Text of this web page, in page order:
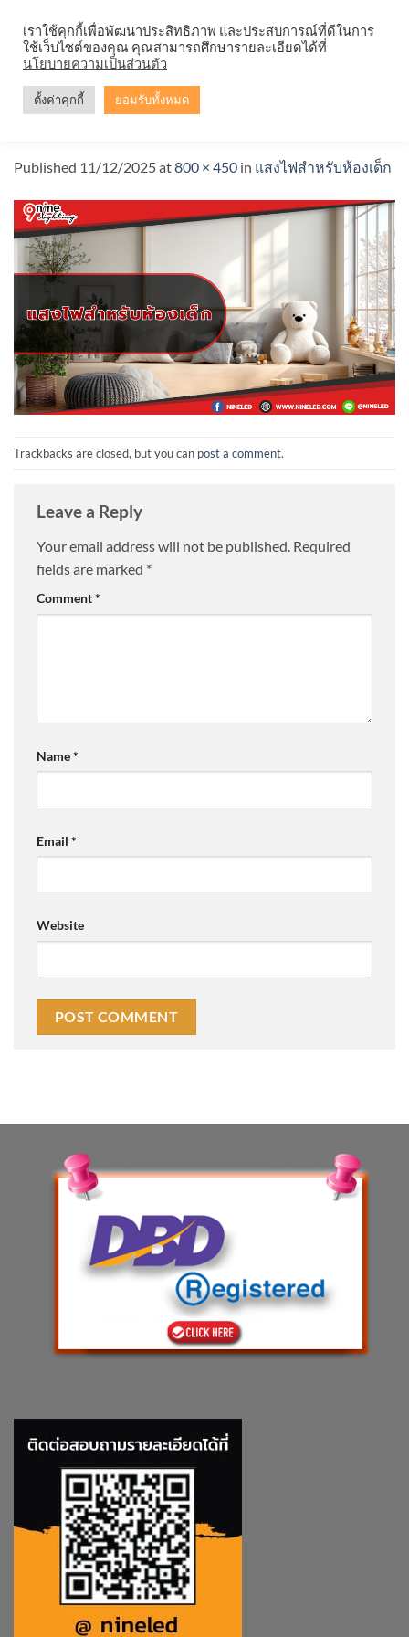
content
Published 11/12/2025at800 × 450 in แสงไฟสำหรับห้องเด็ก
Trackbacks are closed, but you can post a comment.
Leave a Reply
Your email address will not be published. Required
fields are marked *
Comment*
Name*
Email *
Website
เราใช้คุกกี้เพื่อพัฒนาประสิทธิภาพ และประสบการณ์ที่ดีในการ
ใช้เว็บไซต์ของคุณ คุณสามารถศึกษารายละเอียดได้ที่
นโยบายความเป็นส่วนตัว
ตั้งค่าคุกกี้ ยอมรับทั้งหมด